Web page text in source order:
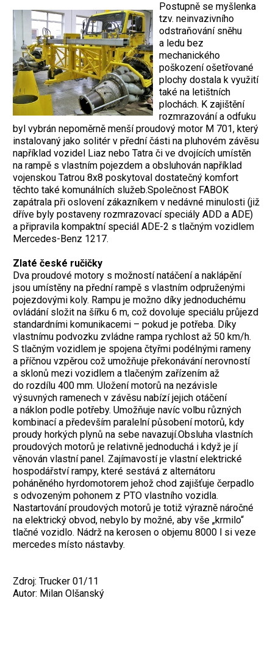
Postupně se myšlenka
tzv. neinvazivního
odstraňování sněhu
a ledu bez
mechanického
poškození ošetřované
plochy dostala k využití
také na letištních
plochách. K zajištění
rozmrazování a odfuku
byl vybrán nepoměrně menší proudový motor M 701, který
instalovaný jako solitér v přední části na pluhovém závěsu
například vozidel Liaz nebo Tatra či ve dvojících umístěn
na rampě s vlastním pojezdem a obsluhován například
vojenskou Tatrou 8x8 poskytoval dostatečný komfort
těchto také komunálních služeb.Společnost FABOK
zapátrala při oslovení zákazníkem v nedávné minulosti (již
dříve byly postaveny rozmrazovací speciály ADD a ADE)
a připravila kompaktní speciál ADE-2 s tlačným vozidlem
Mercedes-Benz 1217.
Zlaté české ručičky
Dva proudové motory s možností natáčení a naklápění
jsou umístěny na přední rampě s vlastním odpruženými
pojezdovými koly. Rampu je možno díky jednoduchému
ovládání složit na šířku 6 m, což dovoluje speciálu průjezd
standardními komunikacemi – pokud je potřeba. Díky
vlastnímu podvozku zvládne rampa rychlost až 50 km/h.
S tlačným vozidlem je spojena čtyřmi podélnými rameny
a příčnou vzpěrou což umožňuje překonávání nerovností
a sklonů mezi vozidlem a tlačeným zařízením až
do rozdílu 400 mm. Uložení motorů na nezávisle
výsuvných ramenech v závěsu nabízí jejich otáčení
a náklon podle potřeby. Umožňuje navíc volbu různých
kombinací a především paralelní působení motorů, kdy
proudy horkých plynů na sebe navazují.Obsluha vlastních
proudových motorů je relativně jednoduchá i když je jí
věnován vlastní panel. Zajímavostí je vlastní elektrické
hospodářství rampy, které sestává z alternátoru
poháněného hyrdomotorem jehož chod zajišťuje čerpadlo
s odvozeným pohonem z PTO vlastního vozidla.
Nastartování proudových motorů je totiž výrazně náročné
na elektrický obvod, nebylo by možné, aby vše „krmilo“
tlačné vozidlo. Nádrž na kerosen o objemu 8000 l si veze
mercedes místo nástavby.
Zdroj: Trucker 01/11
Autor: Milan Olšanský